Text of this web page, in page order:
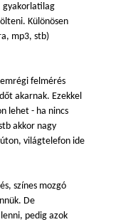
gyakorlatilag
Különösen
mp3, stb)
felmérés
akarnak. Ezekkel
lehet - ha nincs
akkor nagy
világtelefon ide
színes mozgó
De
pedig azok